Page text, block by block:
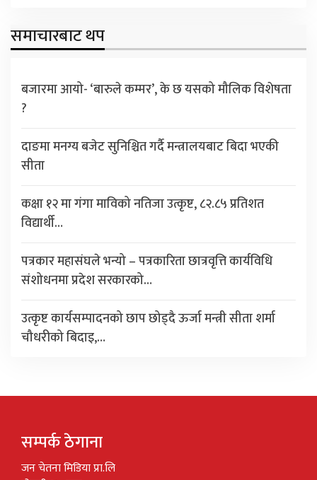
समाचारबाट थप
बजारमा आयो- ‘बारुले कम्मर’, के छ यसको मौलिक विशेषता
?
दाङमा मनग्य बजेट सुनिश्चित गर्दै मन्त्रालयबाट बिदा भएकी
सीता
कक्षा १२ मा गंगा माविको नतिजा उत्कृष्ट, ८२.८५ प्रतिशत
विद्यार्थी…
पत्रकार महासंघले भन्यो – पत्रकारिता छात्रवृत्ति कार्यविधि
संशोधनमा प्रदेश सरकारको…
उत्कृष्ट कार्यसम्पादनको छाप छोड्दै ऊर्जा मन्त्री सीता शर्मा
चौधरीको बिदाइ,…
सम्पर्क ठेगाना
जन चेतना मिडिया प्रा.लि